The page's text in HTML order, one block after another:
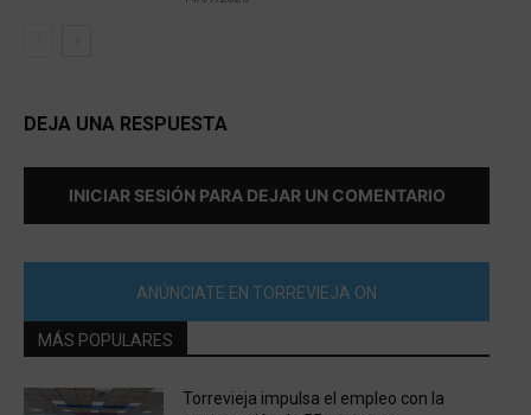
DEJA UNA RESPUESTA
INICIAR SESIÓN PARA DEJAR UN COMENTARIO
ANÚNCIATE EN TORREVIEJA ON
MÁS POPULARES
Torrevieja impulsa el empleo con la